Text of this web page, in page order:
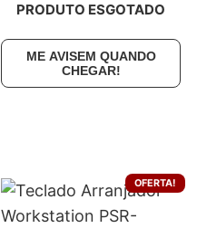
PRODUTO ESGOTADO
ME AVISEM QUANDO
CHEGAR!
OFERTA!